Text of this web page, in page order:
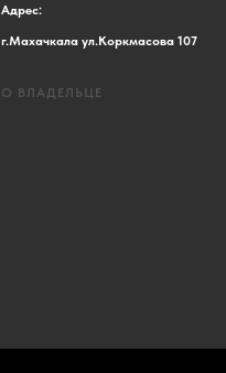
Адрес:
г.Махачкала ул.Коркмасова 107
О ВЛАДЕЛЬЦЕ